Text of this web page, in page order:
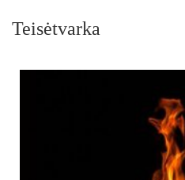
Teisėtvarka